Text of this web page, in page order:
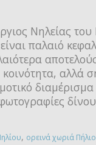
Νηλείας
παλαιό
αλλά
, ορεινά χωριά Πήλιο